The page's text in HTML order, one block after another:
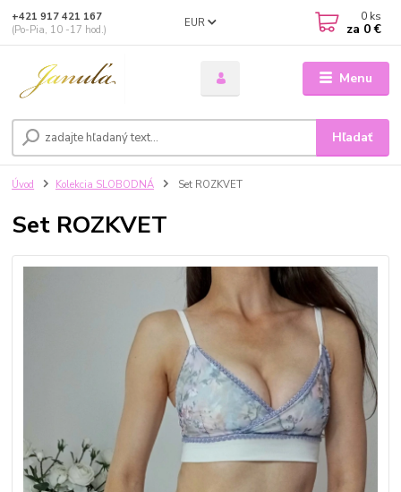
Menu
EUR
Hľadať
+421 917 421 167
(Po-Pia, 10 -17 hod.)
0 ks
za 0 €
Úvod Kolekcia SLOBODNÁ Set ROZKVET
Set ROZKVET